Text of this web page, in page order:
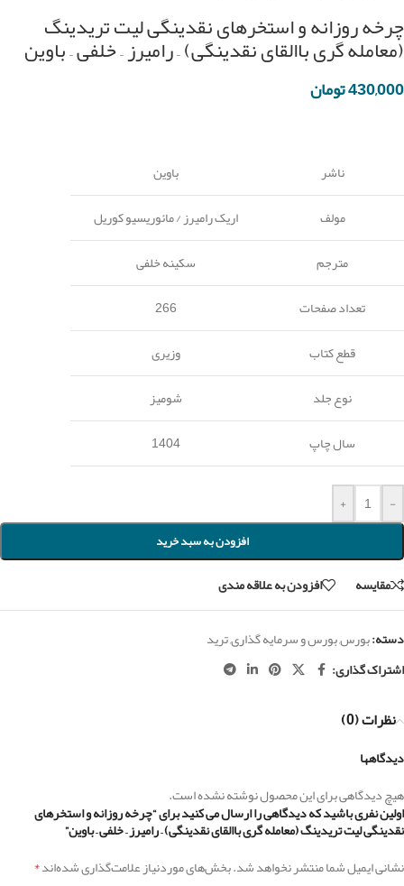
چرخه روزانه و استخرهای نقدینگی لیت تریدینگ
(معامله گری باالقای نقدینگی) – رامیرز – خلفی – باوین
430,000تومان
ناشر
باوین
مولف
اریک رامیرز / مائوریسیو کوریل
مترجم
سکینه خلفی
تعداد صفحات
266
قطع کتاب
وزیری
نوع جلد
شومیز
سال چاپ
1404
-
+
افزودن به سبد خرید
مقايسه افزودن به علاقه مندی
دسته:بورس,بورس و سرمایه گذاری,ترید
اشتراک گذاری:
نظرات (0)
دیدگاهها
هیچ دیدگاهی برای این محصول نوشته نشده است.
اولین نفری باشید که دیدگاهی را ارسال می کنید برای “چرخه روزانه و استخرهای
نقدینگی لیت تریدینگ (معامله گری باالقای نقدینگی) – رامیرز – خلفی – باوین”
نشانی ایمیل شما منتشر نخواهد شد.بخش‌های موردنیاز علامت‌گذاری شده‌اند*